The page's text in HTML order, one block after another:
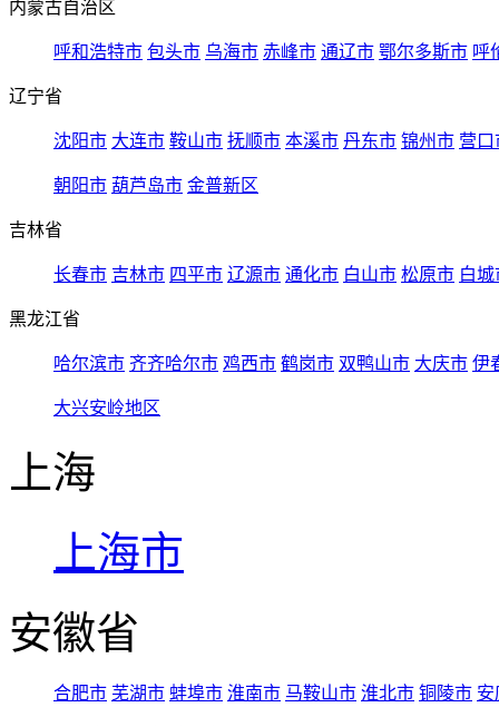
内蒙古自治区
呼和浩特市 包头市 乌海市 赤峰市 通辽市 鄂尔多斯市 呼
辽宁省
沈阳市 大连市 鞍山市 抚顺市 本溪市 丹东市 锦州市 营口
朝阳市 葫芦岛市 金普新区
吉林省
长春市 吉林市 四平市 辽源市 通化市 白山市 松原市 白城
黑龙江省
哈尔滨市 齐齐哈尔市 鸡西市 鹤岗市 双鸭山市 大庆市 伊
大兴安岭地区
上海
上海市
安徽省
合肥市 芜湖市 蚌埠市 淮南市 马鞍山市 淮北市 铜陵市 安